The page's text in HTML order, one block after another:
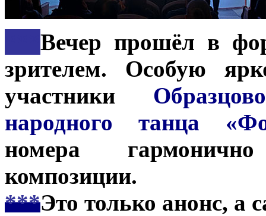
Вечер прошёл в
зрителем. Особую
участники
народного танца
номера
композиции.
***Это только анонс, а